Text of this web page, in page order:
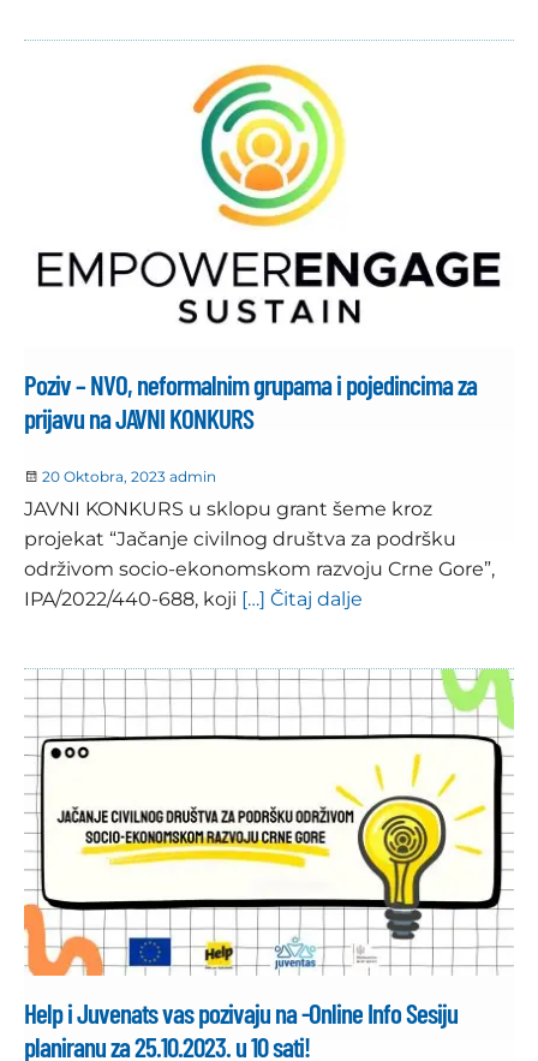
Poziv – NVO, neformalnim grupama i pojedincima za
prijavu na JAVNI KONKURS
20 Oktobra, 2023 admin
JAVNI KONKURS u sklopu grant šeme kroz
projekat “Jačanje civilnog društva za podršku
održivom socio-ekonomskom razvoju Crne Gore”,
IPA/2022/440-688, koji […] Čitaj dalje
Help i Juvenats vas pozivaju na -Online Info Sesiju
planiranu za 25.10.2023. u 10 sati!